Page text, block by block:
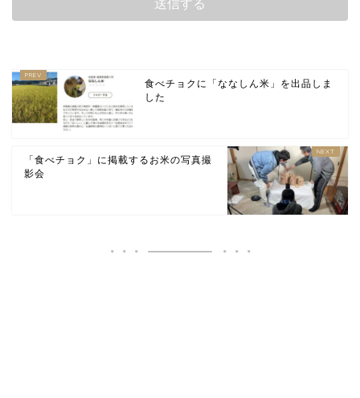
食べチョクに「ななしん米」を出品しま
した
「食べチョク」に掲載するお米の写真撮
影会